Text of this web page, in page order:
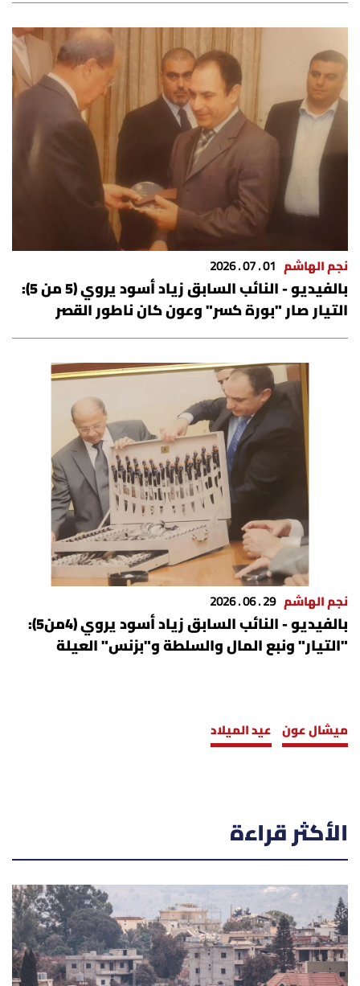
للتاريخ
فيديو
من نحن
للتواصل معنا
شروط الاستخدام
شروط الإشتراك
Digital solutions by
نجم الهاشم 01 . 07 . 2026
بالفيديو - النائب السابق زياد أسود يروي (5 من 5):
التيار صار "بورة كسر" وعون كان ناطور القصر
نجم الهاشم 29 . 06 . 2026
بالفيديو - النائب السابق زياد أسود يروي (4من5):
"التيار" ونبع المال والسلطة و"بزنس" العيلة
ميشال عون عيد الميلاد
الأكثر قراءة